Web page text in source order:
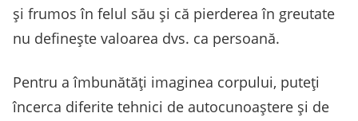
și frumos în felul său și că pierderea în greutate
nu definește valoarea dvs. ca persoană.
Pentru a îmbunătăți imaginea corpului, puteți
încerca diferite tehnici de autocunoaștere și de